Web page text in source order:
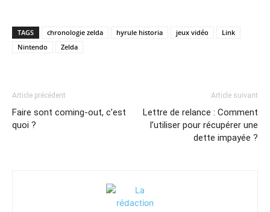
TAGS chronologie zelda hyrule historia jeux vidéo
Link
Nintendo
Zelda
Article précédent
Faire sont coming-out, c’est
quoi ?
Article suivant
Lettre de relance : Comment
l’utiliser pour récupérer une
dette impayée ?